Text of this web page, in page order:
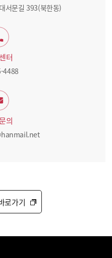
서문길 393(북한동)
터
4488
의
로가기